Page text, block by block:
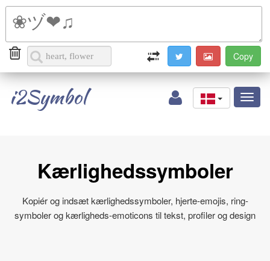
i2Symbol
Kærlighedssymboler
Kopiér og indsæt kærlighedssymboler, hjerte-emojis, ring-
symboler og kærligheds-emoticons til tekst, profiler og design